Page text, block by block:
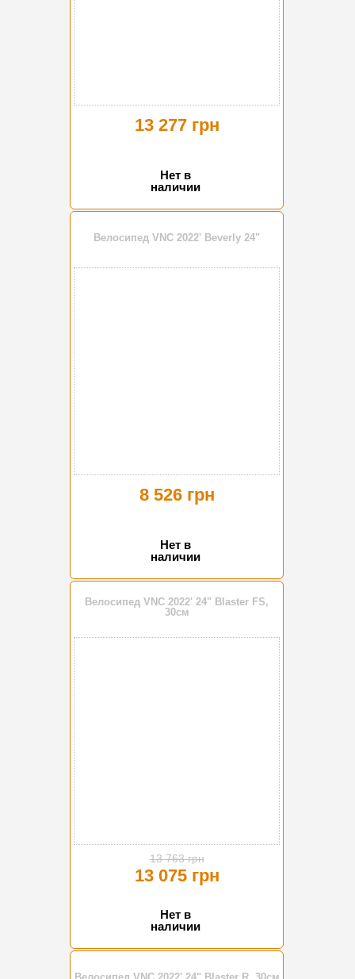
13 277 грн
Нет в
наличии
Велосипед VNC 2022' Beverly 24"
8 526 грн
Нет в
наличии
Велосипед VNC 2022' 24" Blaster FS,
30см
13 763 грн
13 075 грн
Нет в
наличии